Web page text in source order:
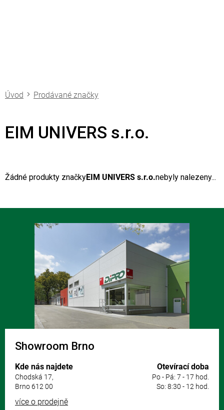
Prodávané značky
EIM UNIVERS s.r.o.
Žádné produkty značkyEIM UNIVERS s.r.o.nebyly nalezeny...
Showroom Brno
Kde nás najdete
Chodská 17,
Brno 612 00
Otevírací doba
Po - Pá: 7 - 17 hod.
So: 8:30 - 12 hod.
více o prodejně